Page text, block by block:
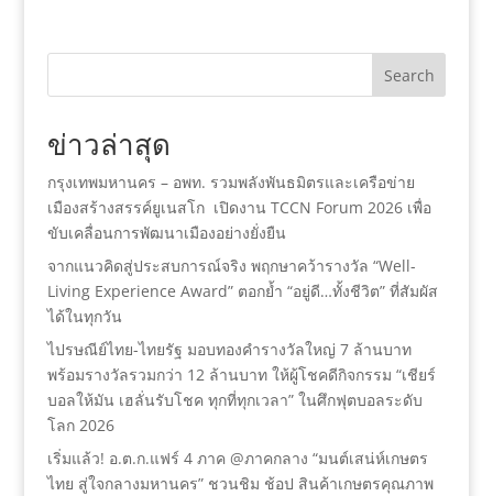
Search
ข่าวล่าสุด
กรุงเทพมหานคร – อพท. รวมพลังพันธมิตรและเครือข่าย
เมืองสร้างสรรค์ยูเนสโก เปิดงาน TCCN Forum 2026 เพื่อ
ขับเคลื่อนการพัฒนาเมืองอย่างยั่งยืน
จากแนวคิดสู่ประสบการณ์จริง พฤกษาคว้ารางวัล “Well-
Living Experience Award” ตอกย้ำ “อยู่ดี…ทั้งชีวิต” ที่สัมผัส
ได้ในทุกวัน
ไปรษณีย์ไทย-ไทยรัฐ มอบทองคำรางวัลใหญ่ 7 ล้านบาท
พร้อมรางวัลรวมกว่า 12 ล้านบาท ให้ผู้โชคดีกิจกรรม “เชียร์
บอลให้มัน เฮลั่นรับโชค ทุกที่ทุกเวลา” ในศึกฟุตบอลระดับ
โลก 2026
เริ่มแล้ว! อ.ต.ก.แฟร์ 4 ภาค @ภาคกลาง “มนต์เสน่ห์เกษตร
ไทย สู่ใจกลางมหานคร” ชวนชิม ช้อป สินค้าเกษตรคุณภาพ